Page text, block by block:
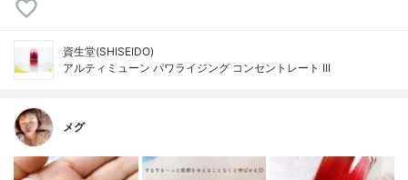
資生堂(SHISEIDO)
アルティミューン パワライジング コンセントレート III
メグ